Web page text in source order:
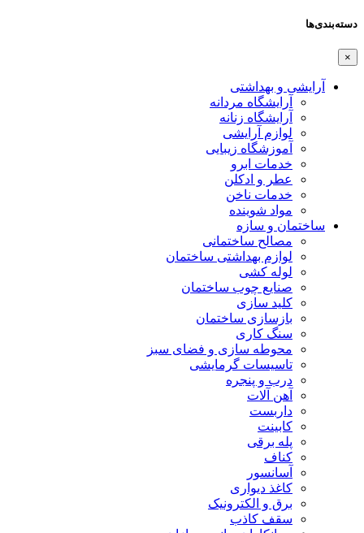
دسته‌بندی‌ها
×
آرایشی و بهداشتی
آرایشگاه مردانه
آرایشگاه زنانه
لوازم آرایشی
آموزشگاه زیبایی
خدمات ابرو
عطر و ادکلن
خدمات ناخن
مواد شوینده
ساختمان و سازه
مصالح ساختمانی
لوازم بهداشتی ساختمان
لوله کشی
صنایع چوب ساختمان
کلید سازی
بازسازی ساختمان
سنگ کاری
محوطه سازی و فضای سبز
تاسیسات گرمایشی
درب و پنجره
آهن آلات
داربست
کابینت
پله برقی
کناف
آسانسور
کاغذ دیواری
برق و الکترونیک
سقف کاذب